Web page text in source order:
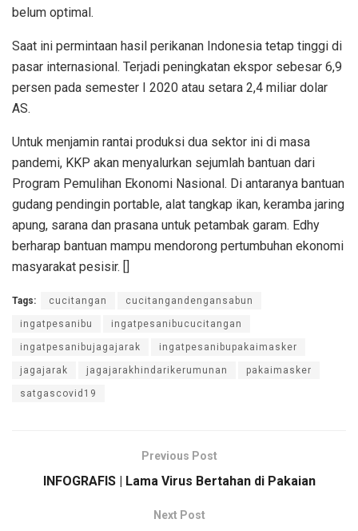
belum optimal.
Saat ini permintaan hasil perikanan Indonesia tetap tinggi di
pasar internasional. Terjadi peningkatan ekspor sebesar 6,9
persen pada semester I 2020 atau setara 2,4 miliar dolar
AS.
Untuk menjamin rantai produksi dua sektor ini di masa
pandemi, KKP akan menyalurkan sejumlah bantuan dari
Program Pemulihan Ekonomi Nasional. Di antaranya bantuan
gudang pendingin portable, alat tangkap ikan, keramba jaring
apung, sarana dan prasana untuk petambak garam. Edhy
berharap bantuan mampu mendorong pertumbuhan ekonomi
masyarakat pesisir. []
Tags: cucitangan cucitangandengansabun
ingatpesanibu ingatpesanibucucitangan
ingatpesanibujagajarak ingatpesanibupakaimasker
jagajarak jagajarakhindarikerumunan pakaimasker
satgascovid19
Previous Post
INFOGRAFIS | Lama Virus Bertahan di Pakaian
Next Post